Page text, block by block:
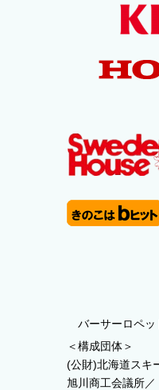
バーサーロペ
＜構成団体＞
(公財)北海道スキ
旭川商工会議所／